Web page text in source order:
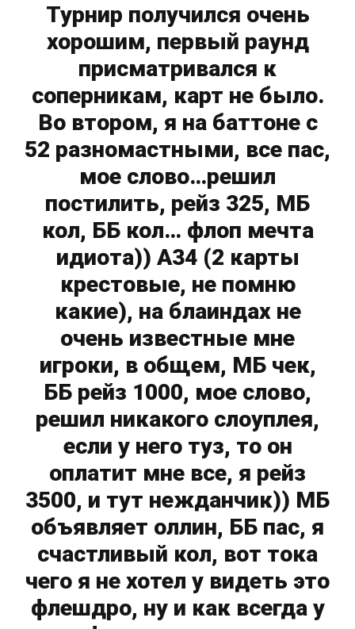
Турнир получился очень
хорошим, первый раунд
присматривался к
соперникам, карт не было.
Во втором, я на баттоне с
52 разномастными, все пас,
мое слово…решил
постилить, рейз 325, МБ
кол, ББ кол… флоп мечта
идиота)) А34 (2 карты
крестовые, не помню
какие), на блаиндах не
очень известные мне
игроки, в общем, МБ чек,
ББ рейз 1000, мое слово,
решил никакого слоуплея,
если у него туз, то он
оплатит мне все, я рейз
3500, и тут нежданчик)) МБ
объявляет оллин, ББ пас, я
счастливый кол, вот тока
чего я не хотел у видеть это
флешдро, ну и как всегда у